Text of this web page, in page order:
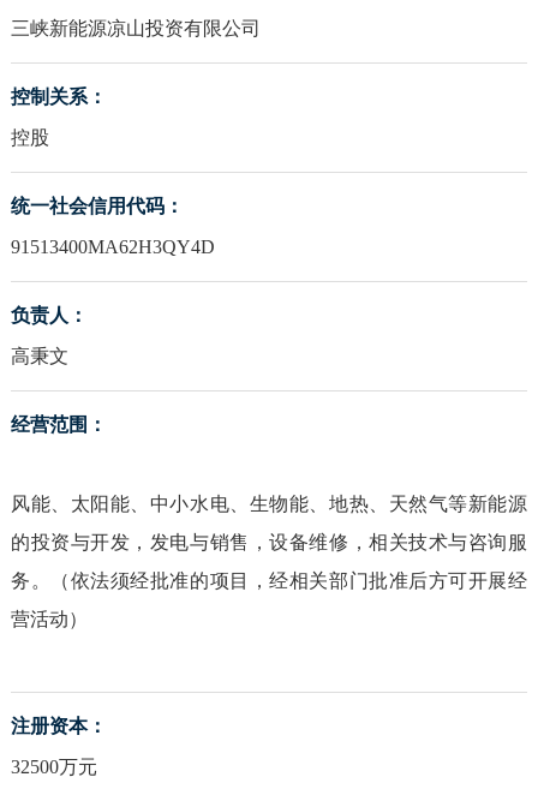
三峡新能源凉山投资有限公司
控制关系：
控股
统一社会信用代码：
91513400MA62H3QY4D
负责人：
高秉文
经营范围：
风能、太阳能、中小水电、生物能、地热、天然气等新能源
的投资与开发，发电与销售，设备维修，相关技术与咨询服
务。（依法须经批准的项目，经相关部门批准后方可开展经
营活动）
注册资本：
32500万元